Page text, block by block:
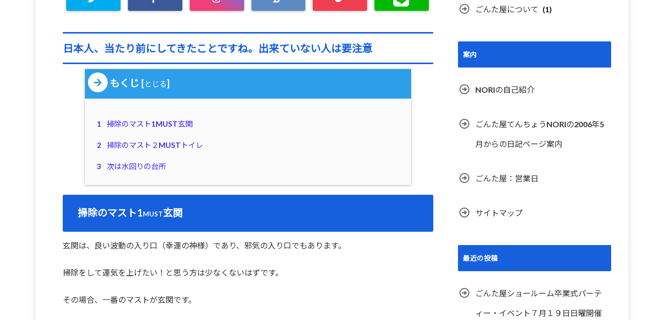
日本人、当たり前にしてきたことですね。出来ていない人は要注意
もくじ [とじる]
1 掃除のマスト1MUST玄関
2 掃除のマスト２MUSTトイレ
3 次は水回りの台所
掃除のマスト1 MUST玄関
玄関は、良い波動の入り口（幸運の神様）であり、邪気の入り口でもあります。
掃除をして運気を上げたい！と思う方は少なくないはずです。
その場合、一番のマストが玄関です。
ごんた屋について (1)
案内
NORIの自己紹介
ごんた屋てんちょうNORIの2006年5
月からの日記ページ案内
ごんた屋：営業日
サイトマップ
最近の投稿
ごんた屋ショールーム卒業式パーテ
ィー・イベント７月１９日日曜開催